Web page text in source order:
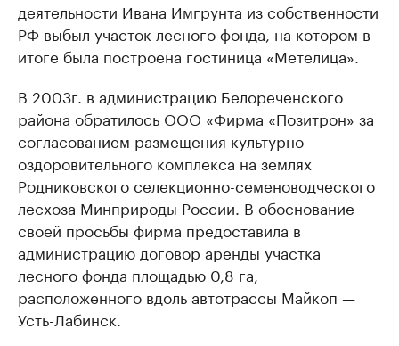
деятельности Ивана Имгрунта из собственности
РФ выбыл участок лесного фонда, на котором в
итоге была построена гостиница «Метелица».
В 2003г. в администрацию Белореченского
района обратилось ООО «Фирма «Позитрон» за
согласованием размещения культурно-
оздоровительного комплекса на землях
Родниковского селекционно-семеноводческого
лесхоза Минприроды России. В обоснование
своей просьбы фирма предоставила в
администрацию договор аренды участка
лесного фонда площадью 0,8 га,
расположенного вдоль автотрассы Майкоп —
Усть-Лабинск.